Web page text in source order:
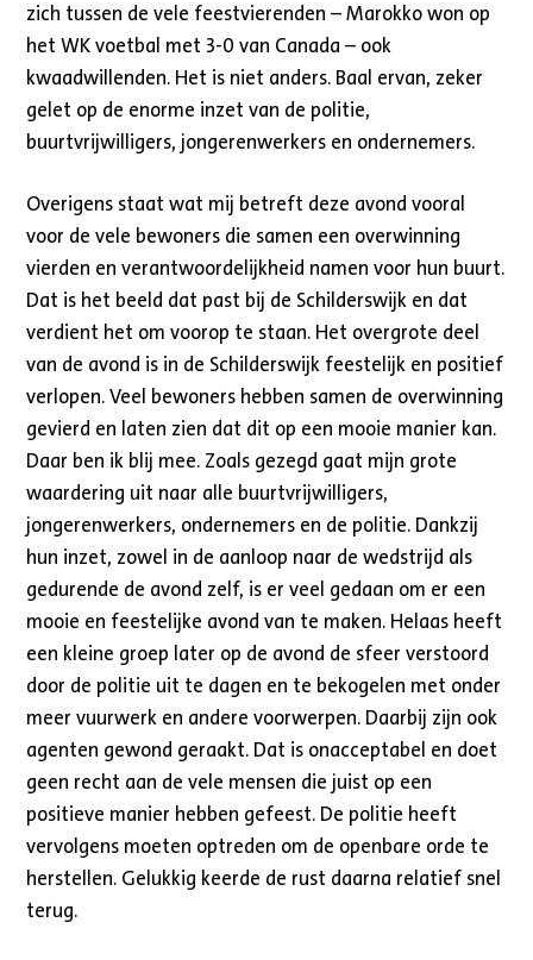
zich tussen de vele feestvierenden – Marokko won op
het WK voetbal met 3-0 van Canada – ook
kwaadwillenden. Het is niet anders. Baal ervan, zeker
gelet op de enorme inzet van de politie,
buurtvrijwilligers, jongerenwerkers en ondernemers.
Overigens staat wat mij betreft deze avond vooral
voor de vele bewoners die samen een overwinning
vierden en verantwoordelijkheid namen voor hun buurt.
Dat is het beeld dat past bij de Schilderswijk en dat
verdient het om voorop te staan. Het overgrote deel
van de avond is in de Schilderswijk feestelijk en positief
verlopen. Veel bewoners hebben samen de overwinning
gevierd en laten zien dat dit op een mooie manier kan.
Daar ben ik blij mee. Zoals gezegd gaat mijn grote
waardering uit naar alle buurtvrijwilligers,
jongerenwerkers, ondernemers en de politie. Dankzij
hun inzet, zowel in de aanloop naar de wedstrijd als
gedurende de avond zelf, is er veel gedaan om er een
mooie en feestelijke avond van te maken. Helaas heeft
een kleine groep later op de avond de sfeer verstoord
door de politie uit te dagen en te bekogelen met onder
meer vuurwerk en andere voorwerpen. Daarbij zijn ook
agenten gewond geraakt. Dat is onacceptabel en doet
geen recht aan de vele mensen die juist op een
positieve manier hebben gefeest. De politie heeft
vervolgens moeten optreden om de openbare orde te
herstellen. Gelukkig keerde de rust daarna relatief snel
terug.